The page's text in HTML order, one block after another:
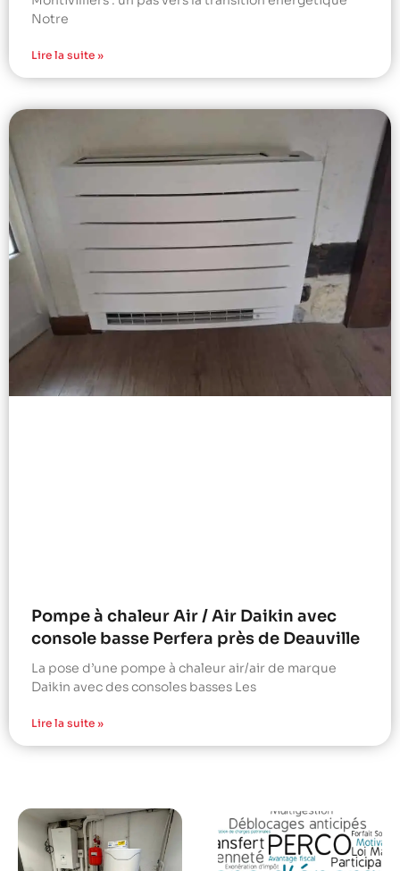
Notre
Lire la suite »
Pompe à chaleur Air / Air Daikin avec
console basse Perfera près de Deauville
La pose d’une pompe à chaleur air/air de marque
Daikin avec des consoles basses Les
Lire la suite »